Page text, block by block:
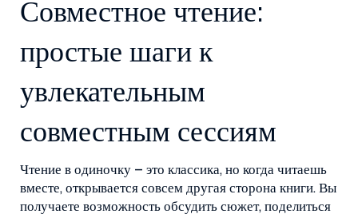
Совместное чтение:
простые шаги к
увлекательным
совместным сессиям
Чтение в одиночку – это классика, но когда читаешь
вместе, открывается совсем другая сторона книги. Вы
получаете возможность обсудить сюжет, поделиться